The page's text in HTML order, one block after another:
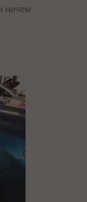
ничем